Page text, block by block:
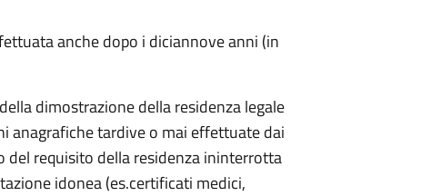
anche dopo i diciannove anni (in
dimostrazione della residenza legale
anagrafiche tardive o mai effettuate dai
del requisito della residenza ininterrotta
idonea (es.certificati medici,